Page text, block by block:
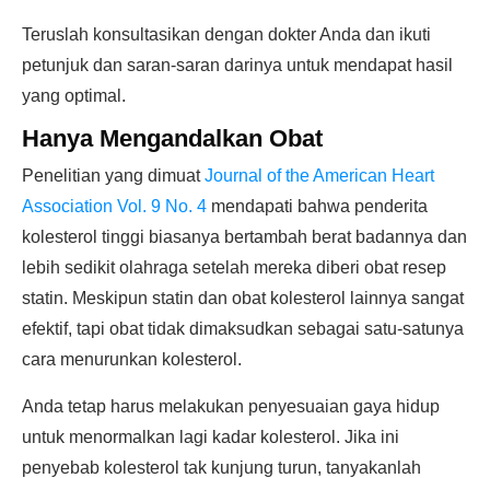
Teruslah konsultasikan dengan dokter Anda dan ikuti
petunjuk dan saran-saran darinya untuk mendapat hasil
yang optimal.
Hanya Mengandalkan Obat
Penelitian yang dimuatJournal of the American Heart
Association Vol. 9 No. 4 mendapati bahwa penderita
kolesterol tinggi biasanya bertambah berat badannya dan
lebih sedikit olahraga setelah mereka diberi obat resep
statin. Meskipun statin dan obat kolesterol lainnya sangat
efektif, tapi obat tidak dimaksudkan sebagai satu-satunya
cara menurunkan kolesterol.
Anda tetap harus melakukan penyesuaian gaya hidup
untuk menormalkan lagi kadar kolesterol. Jika ini
penyebab kolesterol tak kunjung turun, tanyakanlah